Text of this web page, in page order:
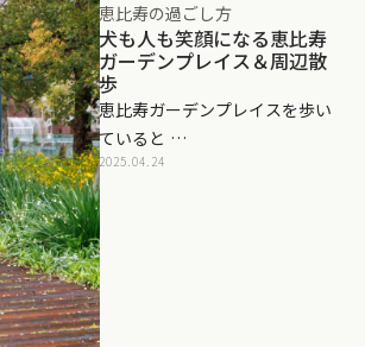
恵比寿の過ごし方
犬も人も笑顔になる恵比寿
ガーデンプレイス＆周辺散
歩
恵比寿ガーデンプレイスを歩い
ていると …
2025.04.24